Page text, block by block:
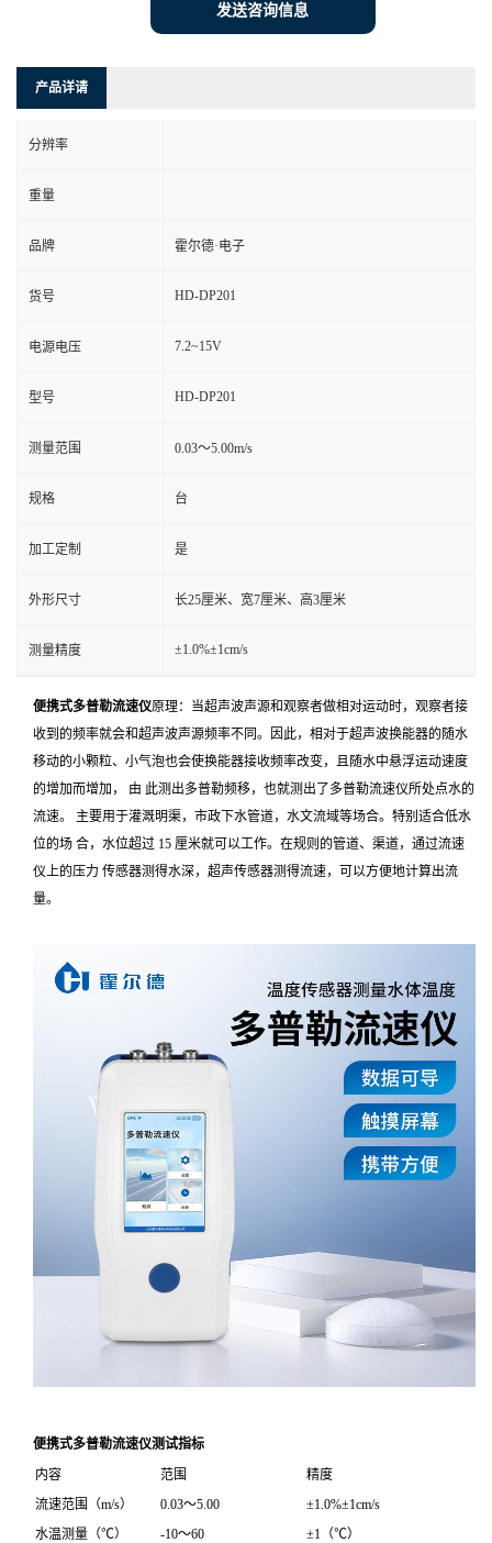
发送咨询信息
产品详请
分辨率
重量
品牌 霍尔德·电子
货号 HD-DP201
电源电压 7.2~15V
型号 HD-DP201
测量范围 0.03～5.00m/s
规格 台
加工定制 是
外形尺寸 长25厘米、宽7厘米、高3厘米
测量精度 ±1.0%±1cm/s
便携式多普勒流速仪原理：当超声波声源和观察者做相对运动时，观察者接
收到的频率就会和超声波声源频率不同。因此，相对于超声波换能器的随水
移动的小颗粒、小气泡也会使换能器接收频率改变，且随水中悬浮运动速度
的增加而增加， 由 此测出多普勒频移，也就测出了多普勒流速仪所处点水的
流速。 主要用于灌溉明渠，市政下水管道，水文流域等场合。特别适合低水
位的场 合，水位超过 15 厘米就可以工作。在规则的管道、渠道，通过流速
仪上的压力 传感器测得水深，超声传感器测得流速，可以方便地计算出流
量。
便携式多普勒流速仪测试指标
内容
范围
精度
流速范围（m/s）
0.03～5.00
±1.0%±1cm/s
水温测量（℃）
-10～60 ±1（℃）